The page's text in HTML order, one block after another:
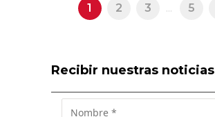
1 2 3 ... 5
Recibir nuestras noticias